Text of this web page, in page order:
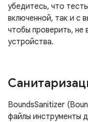
убедитесь, что
включенной, так и с
чтобы проверить, не
устройства.
BoundsSanitizer
файлы инструменты